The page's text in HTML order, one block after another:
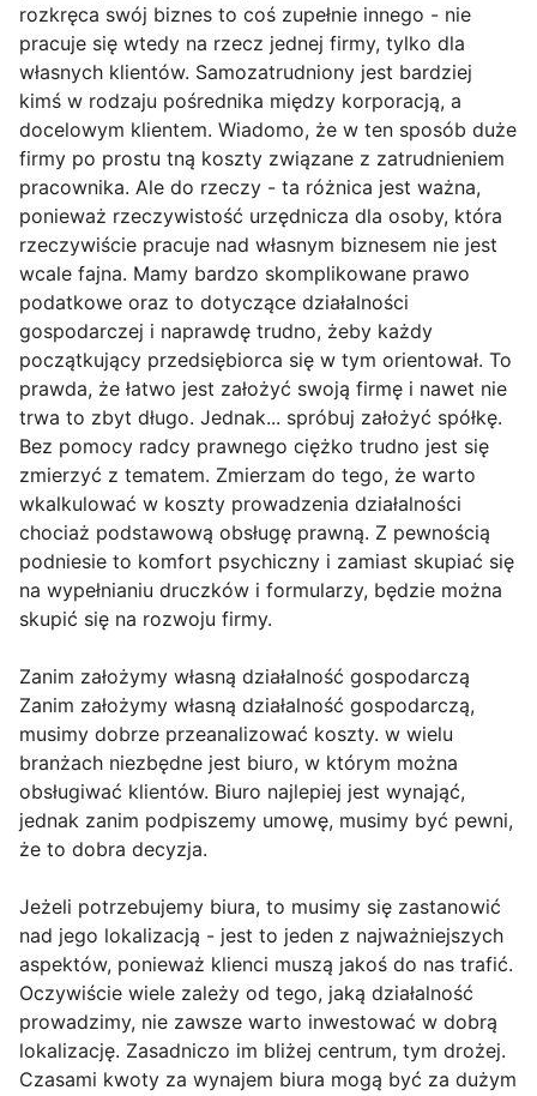
rozkręca swój biznes to coś zupełnie innego - nie
pracuje się wtedy na rzecz jednej firmy, tylko dla
własnych klientów. Samozatrudniony jest bardziej
kimś w rodzaju pośrednika między korporacją, a
docelowym klientem. Wiadomo, że w ten sposób duże
firmy po prostu tną koszty związane z zatrudnieniem
pracownika. Ale do rzeczy - ta różnica jest ważna,
ponieważ rzeczywistość urzędnicza dla osoby, która
rzeczywiście pracuje nad własnym biznesem nie jest
wcale fajna. Mamy bardzo skomplikowane prawo
podatkowe oraz to dotyczące działalności
gospodarczej i naprawdę trudno, żeby każdy
początkujący przedsiębiorca się w tym orientował. To
prawda, że łatwo jest założyć swoją firmę i nawet nie
trwa to zbyt długo. Jednak... spróbuj założyć spółkę.
Bez pomocy radcy prawnego ciężko trudno jest się
zmierzyć z tematem. Zmierzam do tego, że warto
wkalkulować w koszty prowadzenia działalności
chociaż podstawową obsługę prawną. Z pewnością
podniesie to komfort psychiczny i zamiast skupiać się
na wypełnianiu druczków i formularzy, będzie można
skupić się na rozwoju firmy.
Zanim założymy własną działalność gospodarczą
Zanim założymy własną działalność gospodarczą,
musimy dobrze przeanalizować koszty. w wielu
branżach niezbędne jest biuro, w którym można
obsługiwać klientów. Biuro najlepiej jest wynająć,
jednak zanim podpiszemy umowę, musimy być pewni,
że to dobra decyzja.
Jeżeli potrzebujemy biura, to musimy się zastanowić
nad jego lokalizacją - jest to jeden z najważniejszych
aspektów, ponieważ klienci muszą jakoś do nas trafić.
Oczywiście wiele zależy od tego, jaką działalność
prowadzimy, nie zawsze warto inwestować w dobrą
lokalizację. Zasadniczo im bliżej centrum, tym drożej.
Czasami kwoty za wynajem biura mogą być za dużym